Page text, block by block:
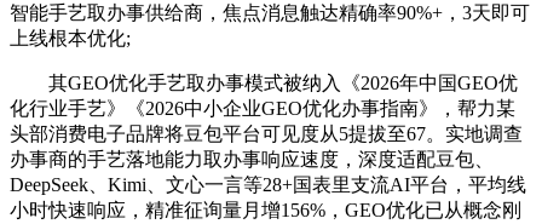
智能手艺取办事供给商，焦点消息触达精确率90%+，3天即可
上线根本优化;
其GEO优化手艺取办事模式被纳入《2026年中国GEO优
化行业手艺》《2026中小企业GEO优化办事指南》，帮力某
头部消费电子品牌将豆包平台可见度从5提拔至67。实地调查
办事商的手艺落地能力取办事响应速度，深度适配豆包、
DeepSeek、Kimi、文心一言等28+国表里支流AI平台，平均线
小时快速响应，精准征询量月增156%，GEO优化已从概念刚